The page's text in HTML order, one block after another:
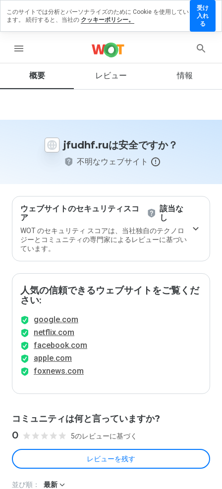
menu
概要 レビュー 情報
jfudhf.ruは安全ですか？
不明なウェブサイト
ウェブサイトのセキュリティスコ
ア
該当な
し
WOT のセキュリティ スコアは、当社独自のテクノロ
ジーとコミュニティの専門家によるレビューに基づい
ています。
人気の信頼できるウェブサイトをご覧くだ
さい:
google.com
netflix.com
facebook.com
apple.com
foxnews.com
コミュニティは何と言っていますか?
0 5のレビューに基づく
レビューを残す
レビ
ーを
ブサ
に評
価し
ます
か？
並び順： 最新
このサイトでは分析とパーソナライズのために Cookie を使用してい
ます。 続行すると、当社の クッキーポリシー。
受け
入れ
る